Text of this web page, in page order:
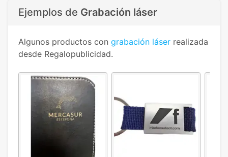
Ejemplos de Grabación láser
Algunos productos con grabación láser realizada
desde Regalopublicidad.